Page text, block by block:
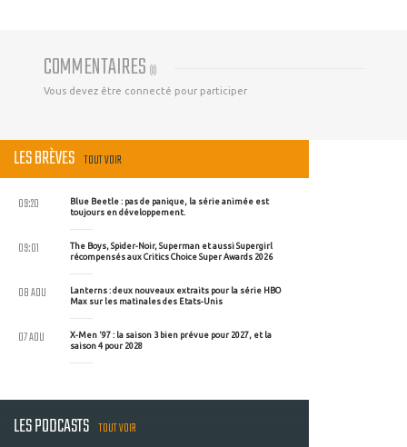
COMMENTAIRES (0)
Vous devez être connecté pour participer
LES BRÈVES TOUT VOIR
Blue Beetle : pas de panique, la série animée est
toujours en développement.
09:20
The Boys, Spider-Noir, Superman et aussi Supergirl
récompensés aux Critics Choice Super Awards 2026
09:01
Lanterns : deux nouveaux extraits pour la série HBO
Max sur les matinales des Etats-Unis
08 AOU
X-Men '97 : la saison 3 bien prévue pour 2027, et la
saison 4 pour 2028
07 AOU
LES PODCASTS TOUT VOIR